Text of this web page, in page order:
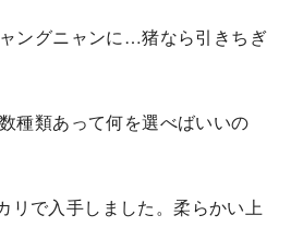
ングニャンに…猪なら引きちぎ
種類あって何を選べばいいの
リで入手しました。柔らかい上